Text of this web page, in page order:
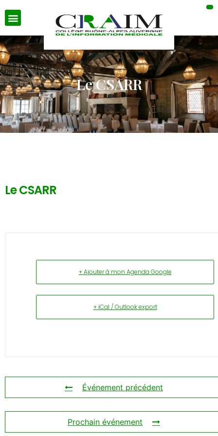
Le CSARR
Le CSARR
+ Ajouter à mon Agenda Google
+ iCal / Outlook export
Événement précédent
Prochain événement